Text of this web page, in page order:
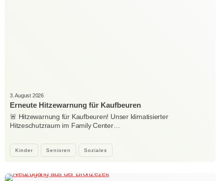
Kinder Senioren Soziales
3. August 2026
Erneute Hitzewarnung für Kaufbeuren
🚨 Hitzewarnung für Kaufbeuren! Unser klimatisierter
Hitzeschutzraum im Family Center…